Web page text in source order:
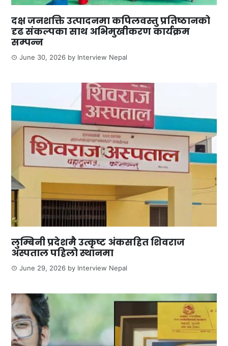
दक्ष जनशक्ति उत्पादनमा कपिलवस्तु प्रतिष्ठानको
दृढ संकल्पका साथ अभिमुखीकरण कार्यक्रम
सम्पन्न
June 30, 2026 by Interview Nepal
लुम्बिनी प्रदेशमै उत्कृष्ट अंकसहित शिवराज
अस्पताल पहिलो स्थानमा
June 29, 2026 by Interview Nepal